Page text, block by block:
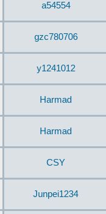
a54554
gzc780706
y1241012
Harmad
Harmad
CSY
Junpei1234